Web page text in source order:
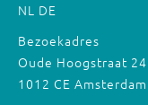
NL DE
Bezoekadres
Oude Hoogstraat 24
1012 CE Amsterdam